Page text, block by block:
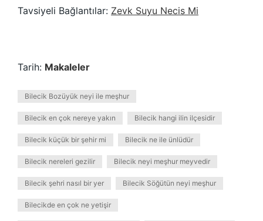
Tavsiyeli Bağlantılar: Zevk Suyu Necis Mi
Tarih: Makaleler
Bilecik Bozüyük neyi ile meşhur
Bilecik en çok nereye yakın Bilecik hangi ilin ilçesidir
Bilecik küçük bir şehir mi Bilecik ne ile ünlüdür
Bilecik nereleri gezilir Bilecik neyi meşhur meyvedir
Bilecik şehri nasıl bir yer Bilecik Söğütün neyi meşhur
Bilecikde en çok ne yetişir